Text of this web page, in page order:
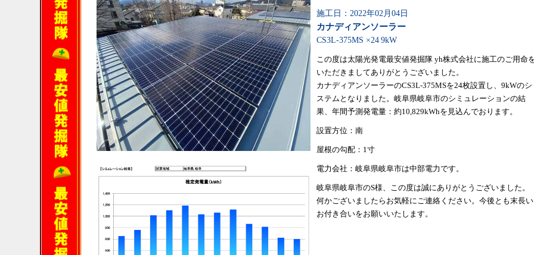
施工日：2022年02月04日
カナディアンソーラー
CS3L-375MS ×24 9kW
この度は太陽光発電最安値発掘隊 yh株式会社に施工のご用命
いただきましてありがとうございました。
カナディアンソーラーのCS3L-375MSを24枚設置し、9kWのシ
ステムとなりました。岐阜県岐阜市のシミュレーションの結
果、年間予測発電量：約10,829kWhを見込んでおります。
設置方位：南
屋根の勾配：1寸
電力会社：岐阜県岐阜市は中部電力です。
岐阜県岐阜市のS様、この度は誠にありがとうございました。
何かございましたらお気軽にご連絡ください。今後とも末長い
お付き合いをお願いいたします。